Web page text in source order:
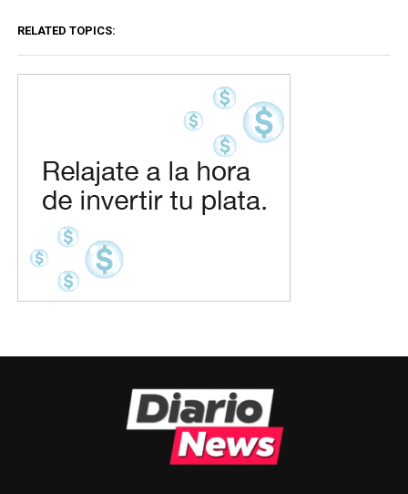
RELATED TOPICS: